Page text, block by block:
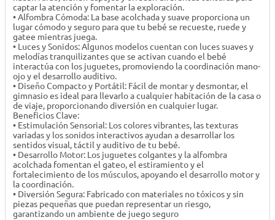
captar la atención y fomentar la exploración.
• Alfombra Cómoda: La base acolchada y suave proporciona un
lugar cómodo y seguro para que tu bebé se recueste, ruede y
gatee mientras juega.
• Luces y Sonidos: Algunos modelos cuentan con luces suaves y
melodías tranquilizantes que se activan cuando el bebé
interactúa con los juguetes, promoviendo la coordinación mano-
ojo y el desarrollo auditivo.
• Diseño Compacto y Portátil: Fácil de montar y desmontar, el
gimnasio es ideal para llevarlo a cualquier habitación de la casa o
de viaje, proporcionando diversión en cualquier lugar.
Beneficios Clave:
• Estimulación Sensorial: Los colores vibrantes, las texturas
variadas y los sonidos interactivos ayudan a desarrollar los
sentidos visual, táctil y auditivo de tu bebé.
• Desarrollo Motor: Los juguetes colgantes y la alfombra
acolchada fomentan el gateo, el estiramiento y el
fortalecimiento de los músculos, apoyando el desarrollo motor y
la coordinación.
• Diversión Segura: Fabricado con materiales no tóxicos y sin
piezas pequeñas que puedan representar un riesgo,
garantizando un ambiente de juego seguro